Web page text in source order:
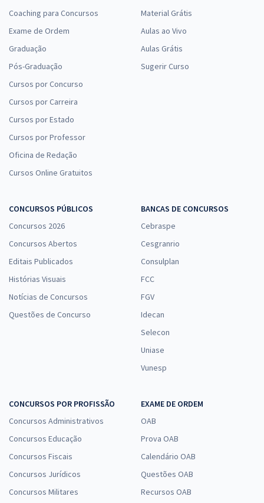
Coaching para Concursos
Exame de Ordem
Graduação
Pós-Graduação
Cursos por Concurso
Cursos por Carreira
Cursos por Estado
Cursos por Professor
Oficina de Redação
Cursos Online Gratuitos
Material Grátis
Aulas ao Vivo
Aulas Grátis
Sugerir Curso
CONCURSOS PÚBLICOS
Concursos 2026
Concursos Abertos
Editais Publicados
Histórias Visuais
Notícias de Concursos
Questões de Concurso
BANCAS DE CONCURSOS
Cebraspe
Cesgranrio
Consulplan
FCC
FGV
Idecan
Selecon
Uniase
Vunesp
CONCURSOS POR PROFISSÃO
Concursos Administrativos
Concursos Educação
Concursos Fiscais
Concursos Jurídicos
Concursos Militares
EXAME DE ORDEM
OAB
Prova OAB
Calendário OAB
Questões OAB
Recursos OAB